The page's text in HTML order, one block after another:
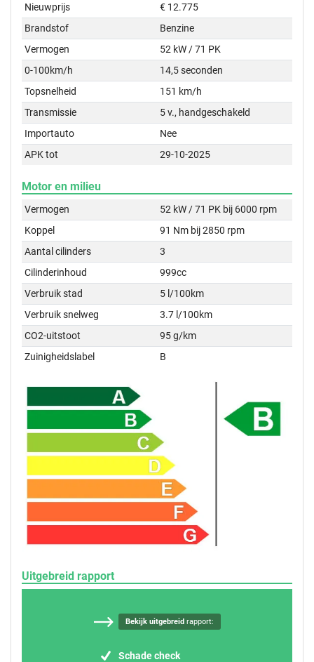
Nieuwprijs
€ 12.775
Brandstof
Benzine
Vermogen
52 kW / 71 PK
0-100km/h
14,5 seconden
Topsnelheid
151 km/h
Transmissie
5 v., handgeschakeld
Importauto
Nee
APK tot
29-10-2025
Motor en milieu
Vermogen
52 kW / 71 PK bij 6000 rpm
Koppel
91 Nm bij 2850 rpm
Aantal cilinders
3
Cilinderinhoud
999cc
Verbruik stad
5 l/100km
Verbruik snelweg
3.7 l/100km
CO2-uitstoot
95 g/km
Zuinigheidslabel
B
Uitgebreid rapport
Bekijk uitgebreidrapport:
Schade check